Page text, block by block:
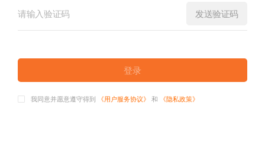
发送验证码
登录
我同意并愿意遵守得到 《用户服务协议》 和 《隐私政策》